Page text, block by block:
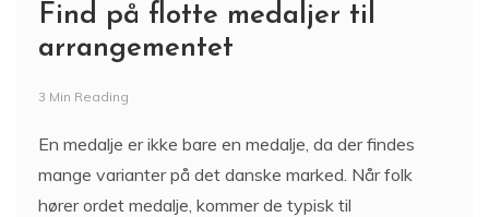
Find på flotte medaljer til
arrangementet
3 Min Reading
En medalje er ikke bare en medalje, da der findes
mange varianter på det danske marked. Når folk
hører ordet medalje, kommer de typisk til